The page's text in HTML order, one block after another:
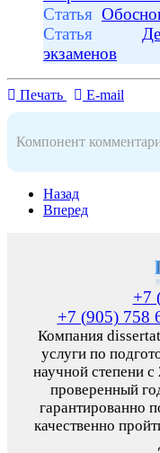
Статья
Статья
экзаменов
Печать E-mail
Компонент
Назад
Вперед
+7
+7 (905) 758
Компания
услуги по
научной степени
проверенный
гарантированно
качественно